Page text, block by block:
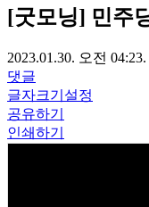
[굿모닝] 민주
2023.01.30. 오전 04:23.
댓글
글자크기설정
공유하기
인쇄하기